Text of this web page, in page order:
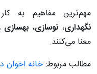
مهم‌ترین مفاهیم به
نگهداری، نوسازی، بهسازی
معنا می‌کنند.
مطالب مربوط:خانه اخوان